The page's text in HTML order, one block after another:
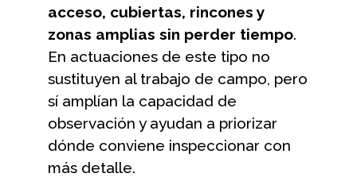
acceso, cubiertas, rincones y
zonas amplias sin perder tiempo.
En actuaciones de este tipo no
sustituyen al trabajo de campo, pero
sí amplían la capacidad de
observación y ayudan a priorizar
dónde conviene inspeccionar con
más detalle.